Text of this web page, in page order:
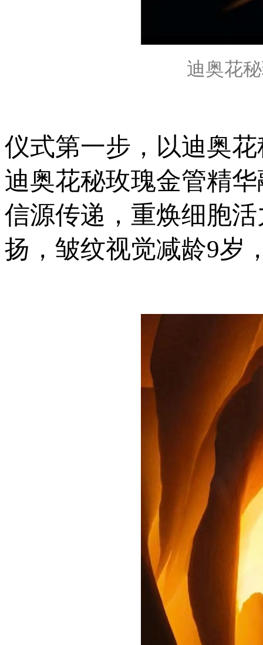
迪奥花
仪式第一步，以迪奥
迪奥花秘玫瑰金管精
信源传递，重焕细胞
扬，皱纹视觉减龄9岁